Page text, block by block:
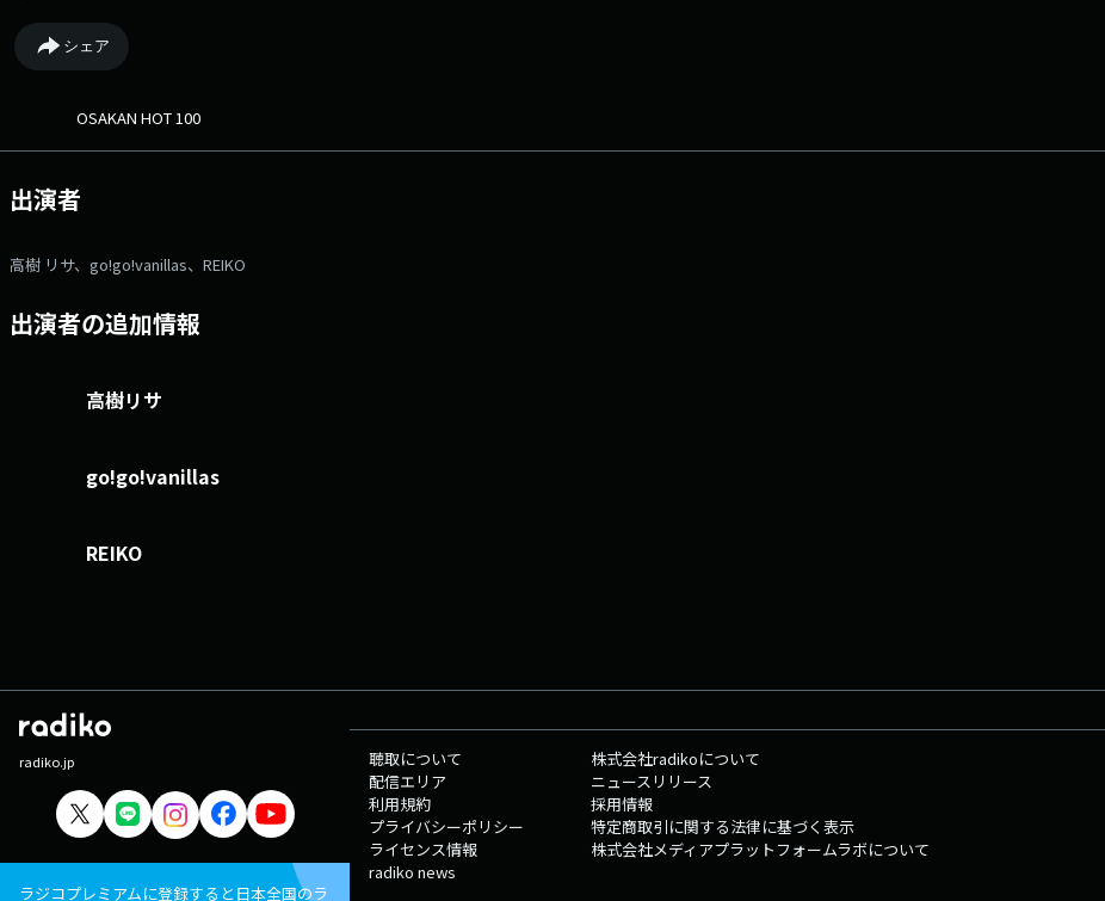
シェア
OSAKAN HOT 100
出演者
高樹 リサ、go!go!vanillas、REIKO
出演者の追加情報
高樹リサ
go!go!vanillas
REIKO
radiko.jp
ラジコプレミアムに登録すると日本全国のラ
聴取について
配信エリア
利用規約
プライバシーポリシー
ライセンス情報
radiko news
株式会社radikoについて
ニュースリリース
採用情報
特定商取引に関する法律に基づく表示
株式会社メディアプラットフォームラボについて